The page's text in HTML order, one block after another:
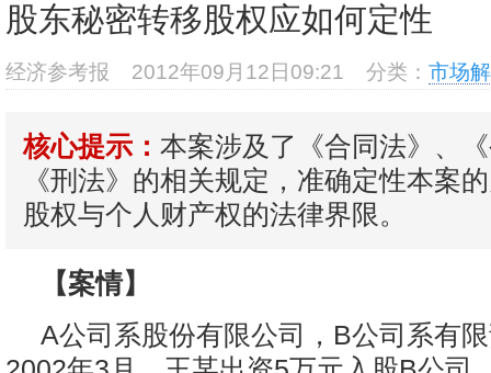
沥
股东秘密转移股权应如何定性
经济参考报 2012年09月12日09:21 分类： 市场
核心提示： 本案涉及了《合同法》、
《刑法》的相关规定，准确定性本案
股权与个人财产权的法律界限。
【案情】
A公司系股份有限公司，B公司系有